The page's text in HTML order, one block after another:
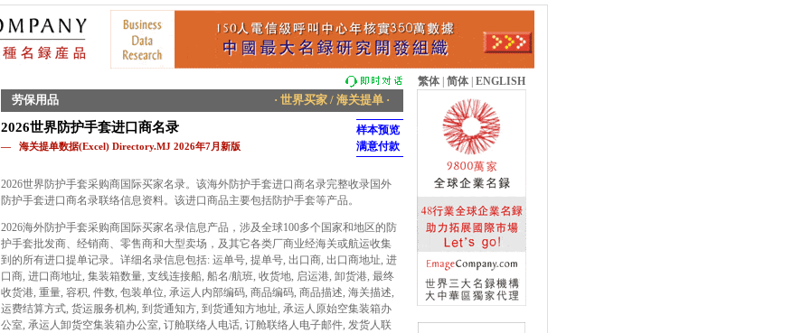
繁体 简体 ENGLISH
劳保用品 · 世界买家 / 海关提单 ·
2026世界防护手套进口商名录
— 海关提单数据(Excel) Directory.MJ 2026年7月新版
样本预览
满意付款
2026世界防护手套采购商国际买家名录。该海外防护手套进口商名录完整收录国外
防护手套进口商名录联络信息资料。该进口商品主要包括防护手套等产品。
2026海外防护手套采购商国际买家名录信息产品，涉及全球100多个国家和地区的防
护手套批发商、经销商、零售商和大型卖场，及其它各类厂商业经海关或航运收集
到的所有进口提单记录。详细名录信息包括: 运单号, 提单号, 出口商, 出口商地址, 进
口商, 进口商地址, 集装箱数量, 支线连接船, 船名/航班, 收货地, 启运港, 卸货港, 最终
收货港, 重量, 容积, 件数, 包装单位, 承运人内部编码, 商品编码, 商品描述, 海关描述,
运费结算方式, 货运服务机构, 到货通知方, 到货通知方地址, 承运人原始空集装箱办
公室, 承运人卸货空集装箱办公室, 订舱联络人电话, 订舱联络人电子邮件, 发货人联